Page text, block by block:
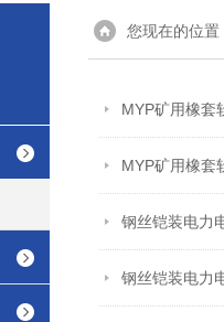
您现在的位置
MYP矿用橡套
MYP矿用橡套
钢丝铠装电力
钢丝铠装电力